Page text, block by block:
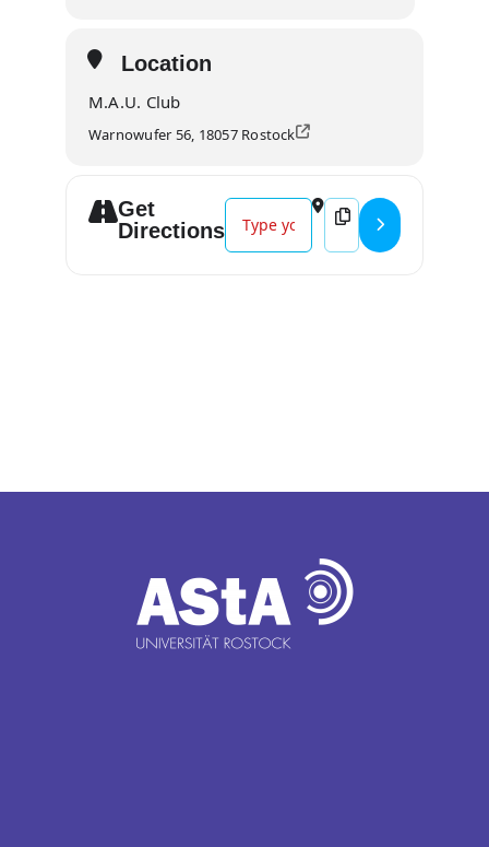
Location
M.A.U. Club
Warnowufer 56, 18057 Rostock
Get
Directions
Address - LIEDFETT "Hi Tour 2024“
Destination Address -